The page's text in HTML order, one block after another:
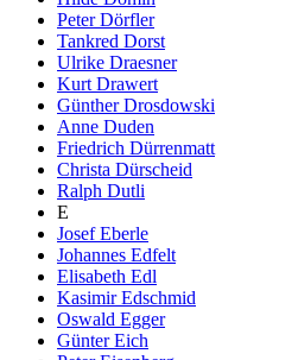
Peter Dörfler
Tankred Dorst
Ulrike Draesner
Kurt Drawert
Günther Drosdowski
Anne Duden
Friedrich Dürrenmatt
Christa Dürscheid
Ralph Dutli
E
Josef Eberle
Johannes Edfelt
Elisabeth Edl
Kasimir Edschmid
Oswald Egger
Günter Eich